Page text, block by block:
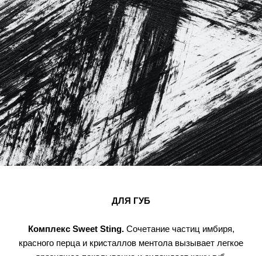
ДЛЯ ГУБ
Комплекс Sweet Sting.Сочетание частиц имбиря,
красного перца и кристаллов ментола вызывает легкое